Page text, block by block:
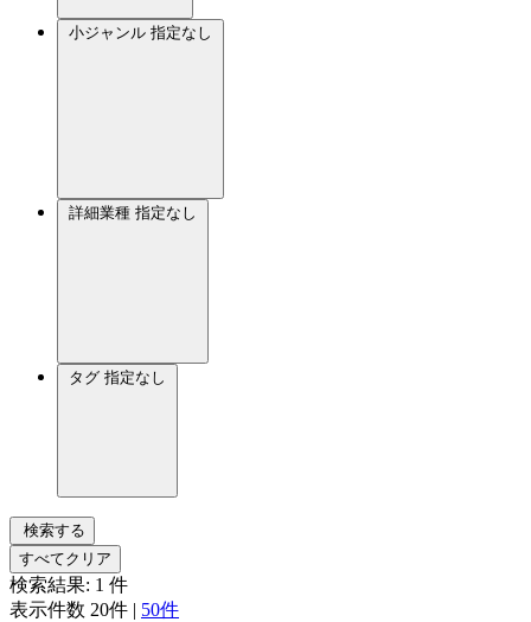
小ジャンル 指定なし
詳細業種 指定なし
タグ 指定なし
検索する
すべてクリア
検索結果: 1 件
表示件数 20件 | 50件